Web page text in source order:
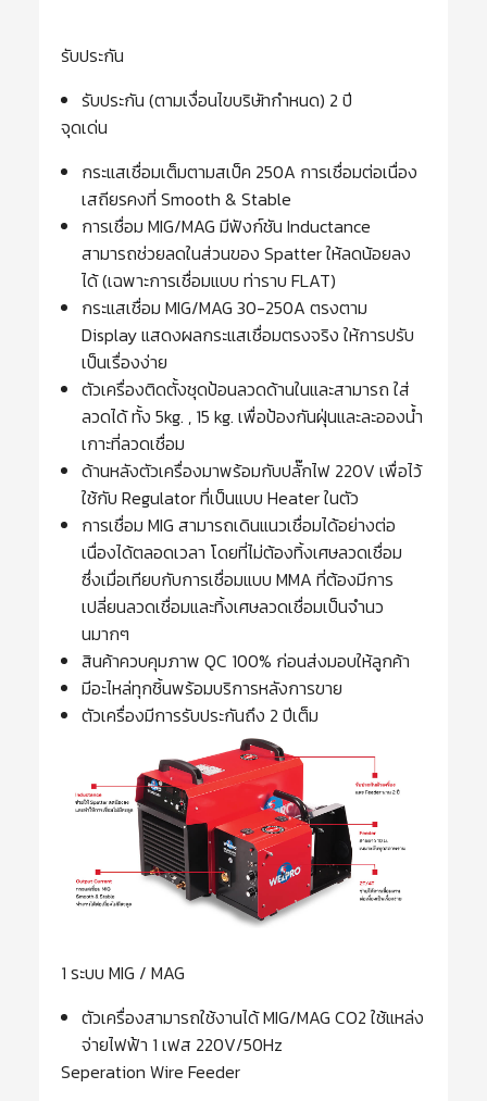
รับประกัน
รับประกัน (ตามเงื่อนไขบริษัทกำหนด) 2 ปี
จุดเด่น
กระแสเชื่อมเต็มตามสเป็ค 250A การเชื่อมต่อเนื่อง
เสถียรคงที่ Smooth & Stable
การเชื่อม MIG/MAG มีฟังก์ชัน Inductance
สามารถช่วยลดในส่วนของ Spatter ให้ลดน้อยลง
ได้ (เฉพาะการเชื่อมแบบ ท่าราบ FLAT)
กระแสเชื่อม MIG/MAG 30-250A ตรงตาม
Display แสดงผลกระแสเชื่อมตรงจริง ให้การปรับ
เป็นเรื่องง่าย
ตัวเครื่องติดตั้งชุดป้อนลวดด้านในและสามารถ ใส่
ลวดได้ ทั้ง 5kg. , 15 kg. เพื่อป้องกันฝุ่นและละอองน้ำ
เกาะที่ลวดเชื่อม
ด้านหลังตัวเครื่องมาพร้อมกับปลั๊กไฟ 220V เพื่อไว้
ใช้กับ Regulator ที่เป็นแบบ Heater ในตัว
การเชื่อม MIG สามารถเดินแนวเชื่อมได้อย่างต่อ
เนื่องได้ตลอดเวลา โดยที่ไม่ต้องทิ้งเศษลวดเชื่อม
ซึ่งเมื่อเทียบกับการเชื่อมแบบ MMA ที่ต้องมีการ
เปลี่ยนลวดเชื่อมและทิ้งเศษลวดเชื่อมเป็นจำนว
นมากๆ
สินค้าควบคุมภาพ QC 100% ก่อนส่งมอบให้ลูกค้า
มีอะไหล่ทุกชิ้นพร้อมบริการหลังการขาย
ตัวเครื่องมีการรับประกันถึง 2 ปีเต็ม
1 ระบบ MIG / MAG
ตัวเครื่องสามารถใช้งานได้ MIG/MAG CO2 ใช้แหล่ง
จ่ายไฟฟ้า 1 เฟส 220V/50Hz
Seperation Wire Feeder